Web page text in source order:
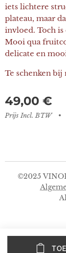
iets lichtere
plateau, maar
invloed. Toch is
Mooi qua
delicate en
Te schenken bij
49,00 €
Prijs Incl. BTW
©2025